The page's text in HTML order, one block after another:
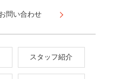
お問い合わせ
スタッフ紹介